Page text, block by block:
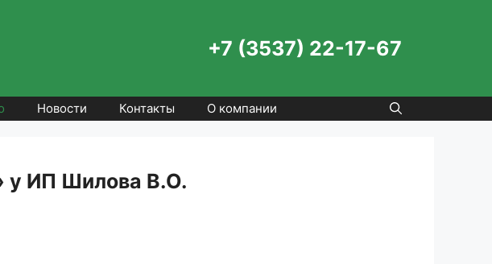
+7 (3537) 22-17-67
Новости Контакты О компании
у ИП Шилова В.О.